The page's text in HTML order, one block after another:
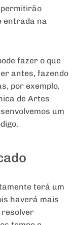
entrada na
fazer o que
antes, fazendo
por exemplo,
de Artes
um
terá um
haverá mais
resolver